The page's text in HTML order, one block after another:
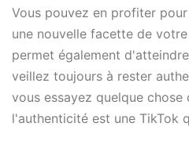
Vous pouvez en profiter
une nouvelle facette de
permet également
veillez toujours à rester
vous essayez quelque chose
l'authenticité est une TikTok